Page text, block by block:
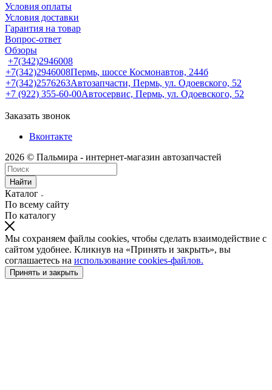
Условия оплаты
Условия доставки
Гарантия на товар
Вопрос-ответ
Обзоры
+7(342)2946008
+7(342)2946008Пермь, шоссе Космонавтов, 244б
+7(342)2576263Автозапчасти, Пермь, ул. Одоевского, 52
+7 (922) 355-60-00Автосервис, Пермь, ул. Одоевского, 52
Заказать звонок
Вконтакте
2026 © Пальмира - интернет-магазин автозапчастей
Найти
Каталог
По всему сайту
По каталогу
Мы сохраняем файлы cookies, чтобы сделать взаимодействие с
сайтом удобнее. Кликнув на «Принять и закрыть», вы
соглашаетесь на использование cookies-файлов.
Принять и закрыть